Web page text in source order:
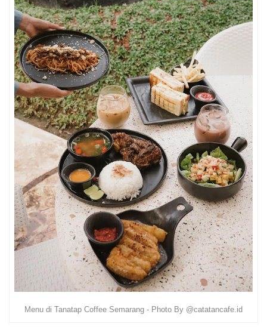
Menu di Tanatap Coffee Semarang - Photo By @catatancafe.id